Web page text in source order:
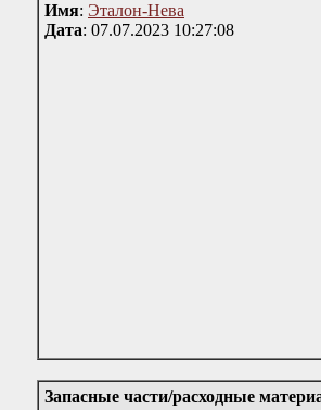
Имя: Эталон-Нева
Дата: 07.07.2023 10:27:08
Запасные части/расходные